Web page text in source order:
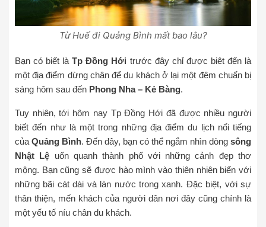
Từ Huế đi Quảng Bình mất bao lâu?
Bạn có biết làTp Đồng Hới trước đây chỉ được biêt đến là
một địa điểm dừng chân để du khách ở lại một đêm chuẩn bị
sáng hôm sau đến Phong Nha – Kẻ Bàng.
Tuy nhiên, tới hôm nay Tp Đồng Hới đã được nhiều người
biết đến như là một trong những địa điểm du lịch nổi tiếng
của Quảng Bình. Đến đây, bạn có thể ngắm nhìn dòng sông
Nhật Lệ uốn quanh thành phố với những cảnh đẹp thơ
mộng. Bạn cũng sẽ được hào mình vào thiên nhiên biển với
những bãi cát dài và làn nước trong xanh. Đặc biệt, với sự
thân thiện, mến khách của người dân nơi đây cũng chính là
một yếu tố níu chân du khách.